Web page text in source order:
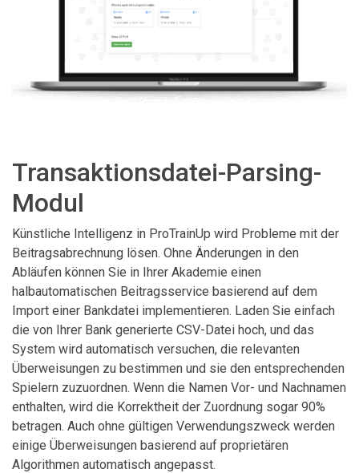
Transaktionsdatei-Parsing-
Modul
Künstliche Intelligenz in ProTrainUp wird Probleme mit der
Beitragsabrechnung lösen. Ohne Änderungen in den
Abläufen können Sie in Ihrer Akademie einen
halbautomatischen Beitragsservice basierend auf dem
Import einer Bankdatei implementieren. Laden Sie einfach
die von Ihrer Bank generierte CSV-Datei hoch, und das
System wird automatisch versuchen, die relevanten
Überweisungen zu bestimmen und sie den entsprechenden
Spielern zuzuordnen. Wenn die Namen Vor- und Nachnamen
enthalten, wird die Korrektheit der Zuordnung sogar 90%
betragen. Auch ohne gültigen Verwendungszweck werden
einige Überweisungen basierend auf proprietären
Algorithmen automatisch angepasst.